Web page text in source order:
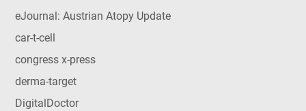
eJournal: Austrian Atopy Update
car-t-cell
congress x-press
derma-target
DigitalDoctor